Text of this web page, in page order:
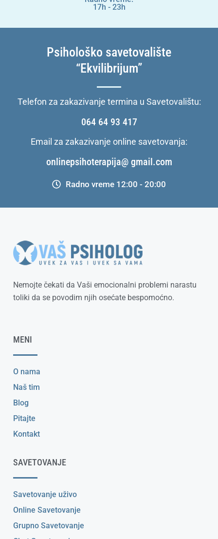
17h - 23h
Psihološko savetovalište
“Ekvilibrijum”
Telefon za zakazivanje termina u Savetovalištu:
064 64 93 417
Email za zakazivanje online savetovanja:
onlinepsihoterapija@ gmail.com
Radno vreme 12:00 - 20:00
Nemojte čekati da Vaši emocionalni problemi narastu
toliki da se povodim njih osećate bespomoćno.
MENI
O nama
Naš tim
Blog
Pitajte
Kontakt
SAVETOVANJE
Savetovanje uživo
Online Savetovanje
Grupno Savetovanje